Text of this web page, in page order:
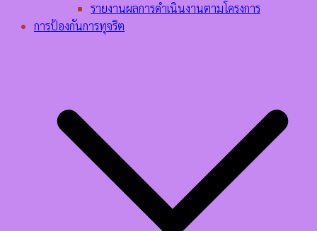
รายงานผลการดำเนินงานตามโครงการ
การป้องกันการทุจริต